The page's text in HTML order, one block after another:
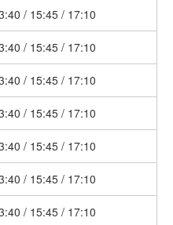
/ 15:45 / 17:10
/ 15:45 / 17:10
/ 15:45 / 17:10
/ 15:45 / 17:10
/ 15:45 / 17:10
/ 15:45 / 17:10
/ 15:45 / 17:10